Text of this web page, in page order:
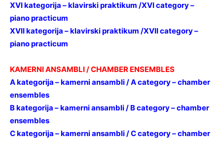
XVI kategorija – klavirski praktikum /XVI category –
piano practicum
XVII kategorija – klavirski praktikum /XVII category –
piano practicum
KAMERNI ANSAMBLI / CHAMBER ENSEMBLES
A kategorija – kamerni ansambli / A category – chamber
ensembles
B kategorija – kamerni ansambli / B category – chamber
ensembles
C kategorija – kamerni ansambli / C category – chamber